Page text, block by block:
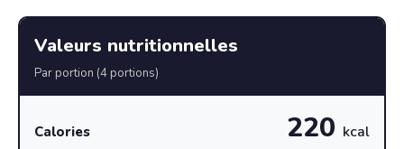
Valeurs nutritionnelles
Par portion (4 portions)
Calories 220 kcal